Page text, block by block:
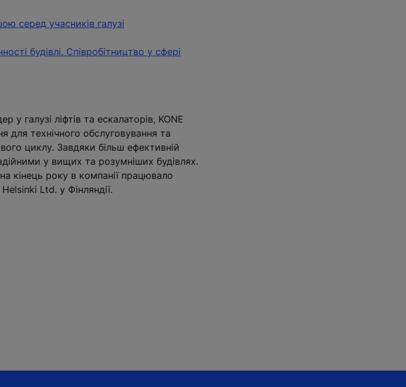
серед учасників галузі
будівлі. Cпівробітництво у сфері
у галузі ліфтів та ескалаторів, KONE
для технічного обслуговування та
циклу. Завдяки більш ефективній
у вищих та розумніших будівлях.
кінець року в компанії працювало
Ltd. у Фінляндії.